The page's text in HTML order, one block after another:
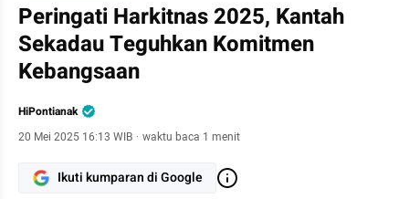
Peringati Harkitnas 2025, Kantah
Sekadau Teguhkan Komitmen
Kebangsaan
HiPontianak
20 Mei 2025 16:13 WIB · waktu baca 1 menit
Ikuti kumparan di Google